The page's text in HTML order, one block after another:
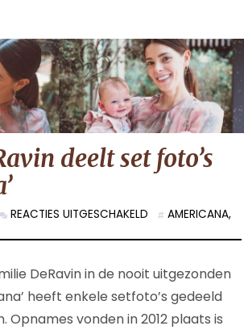
deelt set foto’s
REACTIES UITGESCHAKELD VOOR
DERAVIN
SET
FOTO’S
‘AMERICANA’
AMERICANA,
DeRavin in de nooit uitgezonden
heeft enkele setfoto’s gedeeld
Opnames vonden in 2012 plaats is